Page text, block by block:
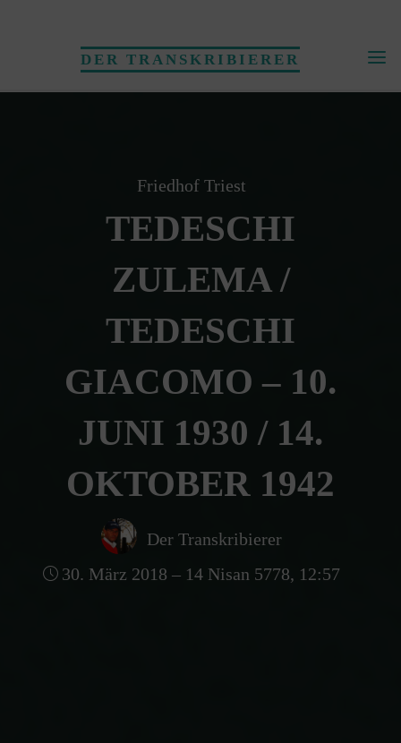
DER TRANSKRIBIERER
Friedhof Triest
TEDESCHI
ZULEMA /
TEDESCHI
GIACOMO – 10.
JUNI 1930 / 14.
OKTOBER 1942
Der Transkribierer
30. März 2018 – 14 Nisan 5778, 12:57